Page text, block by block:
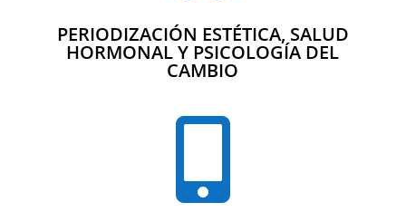
PERIODIZACIÓN ESTÉTICA, SALUD
HORMONAL Y PSICOLOGÍA DEL
CAMBIO
